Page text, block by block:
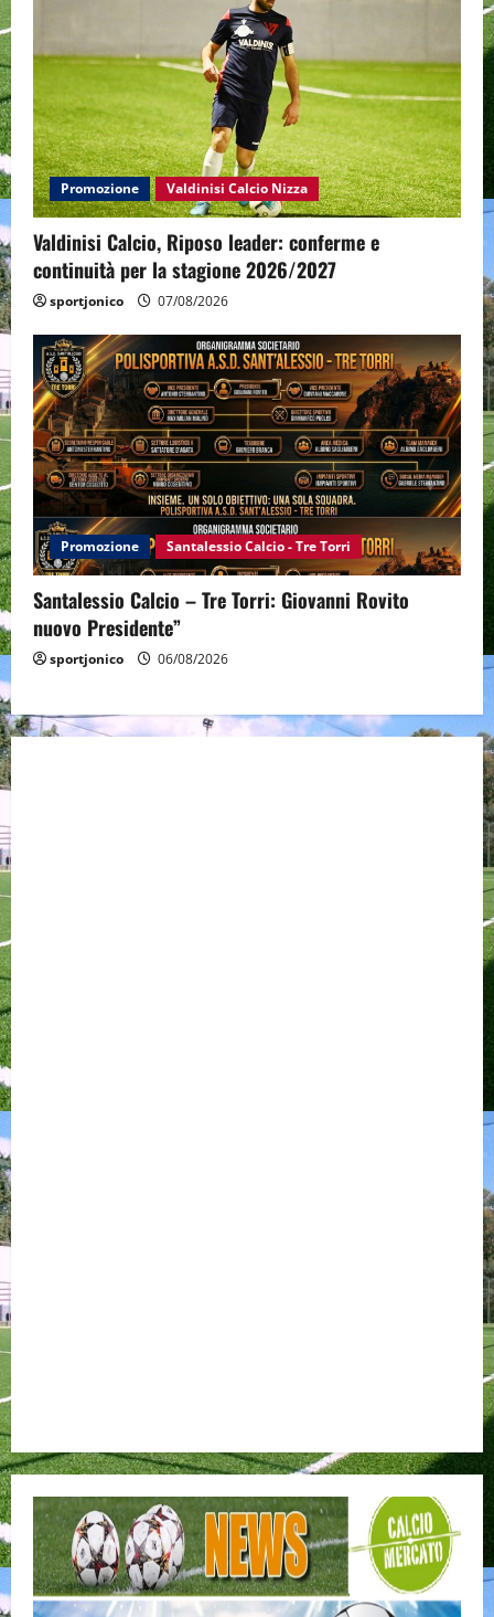
Promozione Valdinisi Calcio Nizza
Valdinisi Calcio, Riposo leader: conferme e
continuità per la stagione 2026/2027
sportjonico 07/08/2026
Promozione Santalessio Calcio - Tre Torri
Santalessio Calcio – Tre Torri: Giovanni Rovito
nuovo Presidente”
sportjonico 06/08/2026